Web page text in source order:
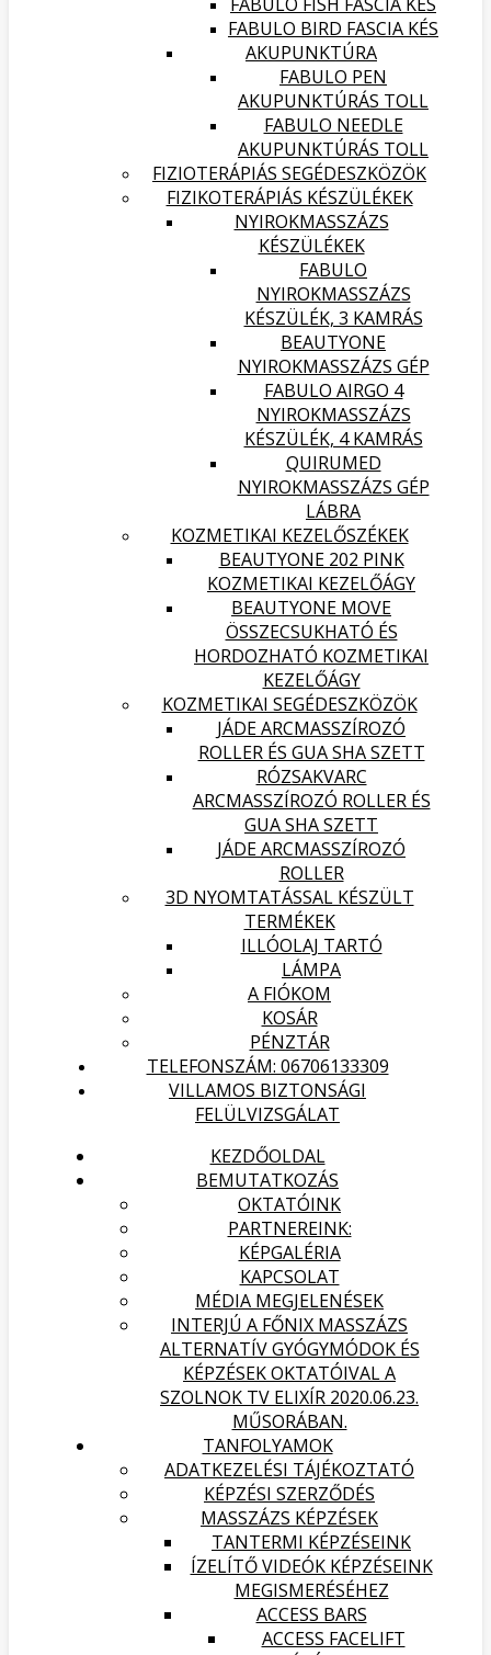
FABULO BIRD FASCIA KÉS
AKUPUNKTÚRA
FABULO PEN
AKUPUNKTÚRÁS TOLL
FABULO NEEDLE
AKUPUNKTÚRÁS TOLL
FIZIOTERÁPIÁS SEGÉDESZKÖZÖK
FIZIKOTERÁPIÁS KÉSZÜLÉKEK
NYIROKMASSZÁZS
KÉSZÜLÉKEK
FABULO
NYIROKMASSZÁZS
KÉSZÜLÉK, 3 KAMRÁS
BEAUTYONE
NYIROKMASSZÁZS GÉP
FABULO AIRGO 4
NYIROKMASSZÁZS
KÉSZÜLÉK, 4 KAMRÁS
QUIRUMED
NYIROKMASSZÁZS GÉP
LÁBRA
KOZMETIKAI KEZELŐSZÉKEK
BEAUTYONE 202 PINK
KOZMETIKAI KEZELŐÁGY
BEAUTYONE MOVE
ÖSSZECSUKHATÓ ÉS
HORDOZHATÓ KOZMETIKAI
KEZELŐÁGY
KOZMETIKAI SEGÉDESZKÖZÖK
JÁDE ARCMASSZÍROZÓ
ROLLER ÉS GUA SHA SZETT
RÓZSAKVARC
ARCMASSZÍROZÓ ROLLER ÉS
GUA SHA SZETT
JÁDE ARCMASSZÍROZÓ
ROLLER
3D NYOMTATÁSSAL KÉSZÜLT
TERMÉKEK
ILLÓOLAJ TARTÓ
LÁMPA
A FIÓKOM
KOSÁR
PÉNZTÁR
TELEFONSZÁM: 06706133309
VILLAMOS BIZTONSÁGI
FELÜLVIZSGÁLAT
KEZDŐOLDAL
BEMUTATKOZÁS
OKTATÓINK
PARTNEREINK:
KÉPGALÉRIA
KAPCSOLAT
MÉDIA MEGJELENÉSEK
INTERJÚ A FŐNIX MASSZÁZS
ALTERNATÍV GYÓGYMÓDOK ÉS
KÉPZÉSEK OKTATÓIVAL A
SZOLNOK TV ELIXÍR 2020.06.23.
MŰSORÁBAN.
TANFOLYAMOK
ADATKEZELÉSI TÁJÉKOZTATÓ
KÉPZÉSI SZERZŐDÉS
MASSZÁZS KÉPZÉSEK
TANTERMI KÉPZÉSEINK
ÍZELÍTŐ VIDEÓK KÉPZÉSEINK
MEGISMERÉSÉHEZ
ACCESS BARS
ACCESS FACELIFT